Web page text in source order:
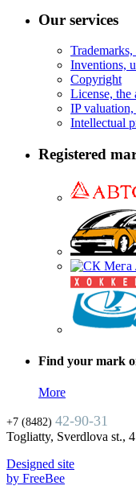
Our services
Trademarks,
Inventions,
Copyright
License, the
IP valuation,
Intellectual
Registered
Find your mark
More
+7 (8482) 42-90-31
Togliatty, Sverdlova st.,
Designed site
by FreeBee